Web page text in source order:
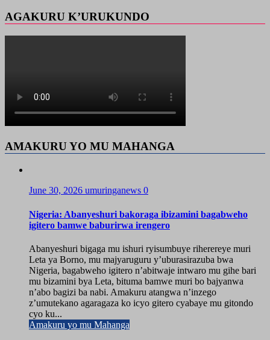
AGAKURU K’URUKUNDO
AMAKURU YO MU MAHANGA
June 30, 2026 umuringanews 0
Nigeria: Abanyeshuri bakoraga ibizamini bagabweho
igitero bamwe baburirwa irengero
Abanyeshuri bigaga mu ishuri ryisumbuye riherereye muri
Leta ya Borno, mu majyaruguru y’uburasirazuba bwa
Nigeria, bagabweho igitero n’abitwaje intwaro mu gihe bari
mu bizamini bya Leta, bituma bamwe muri bo bajyanwa
n’abo bagizi ba nabi. Amakuru atangwa n’inzego
z’umutekano agaragaza ko icyo gitero cyabaye mu gitondo
cyo ku...
Amakuru yo mu Mahanga